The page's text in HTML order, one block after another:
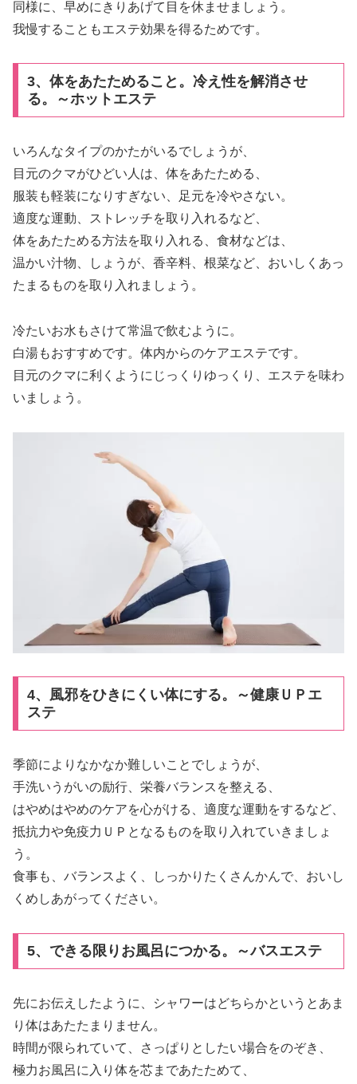
同様に、早めにきりあげて目を休ませましょう。
我慢することもエステ効果を得るためです。
3、体をあたためること。冷え性を解消させ
る。～ホットエステ
いろんなタイプのかたがいるでしょうが、
目元のクマがひどい人は、体をあたためる、
服装も軽装になりすぎない、足元を冷やさない。
適度な運動、ストレッチを取り入れるなど、
体をあたためる方法を取り入れる、食材などは、
温かい汁物、しょうが、香辛料、根菜など、おいしくあっ
たまるものを取り入れましょう。
冷たいお水もさけて常温で飲むように。
白湯もおすすめです。体内からのケアエステです。
目元のクマに利くようにじっくりゆっくり、エステを味わ
いましょう。
4、風邪をひきにくい体にする。～健康ＵＰエ
ステ
季節によりなかなか難しいことでしょうが、
手洗いうがいの励行、栄養バランスを整える、
はやめはやめのケアを心がける、適度な運動をするなど、
抵抗力や免疫力ＵＰとなるものを取り入れていきましょ
う。
食事も、バランスよく、しっかりたくさんかんで、おいし
くめしあがってください。
5、できる限りお風呂につかる。～バスエステ
先にお伝えしたように、シャワーはどちらかというとあま
り体はあたたまりません。
時間が限られていて、さっぱりとしたい場合をのぞき、
極力お風呂に入り体を芯まであたためて、